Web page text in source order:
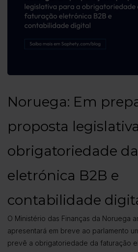
Noruega: Em
proposta
obrigatoriedade
eletrónica B2B e
contabilidade
O Ministério das Finanças da Noruega
apresentará em breve ao parlamento
prevê a obrigatoriedade da faturação